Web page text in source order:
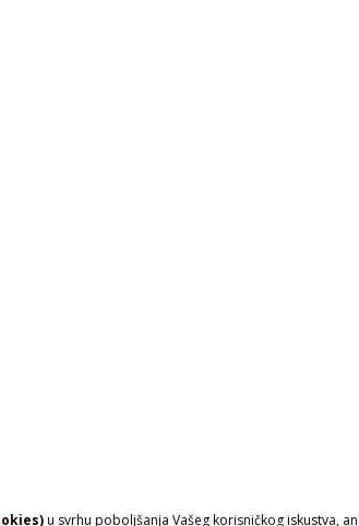
u svrhu poboljšanja Vašeg korisničkog iskustva,